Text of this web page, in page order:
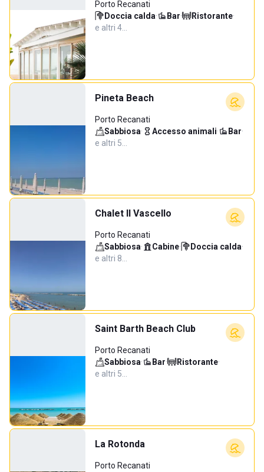
Porto Recanati
Doccia calda· Bar· Ristorante·
e altri 4…
Pineta Beach
Porto Recanati
Sabbiosa· Accesso animali· Bar·
e altri 5…
Chalet Il Vascello
Porto Recanati
Sabbiosa· Cabine· Doccia calda·
e altri 8…
Saint Barth Beach Club
Porto Recanati
Sabbiosa· Bar· Ristorante·
e altri 5…
La Rotonda
Porto Recanati